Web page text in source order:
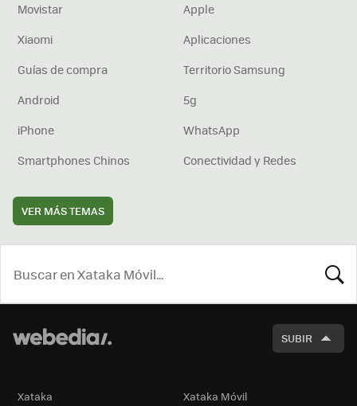
Movistar
Apple
Xiaomi
Aplicaciones
Guías de compra
Territorio Samsung
Android
5g
iPhone
WhatsApp
Smartphones Chinos
Conectividad y Redes
VER MÁS TEMAS
SUBIR
Xataka Xataka Móvil